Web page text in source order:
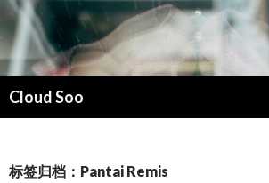
Cloud Soo
索
文
标签归档：Pantai Remis